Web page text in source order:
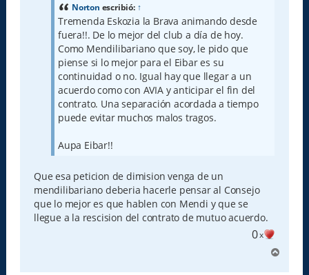
Norton escribió: ↑
Tremenda Eskozia la Brava animando desde
fuera!!. De lo mejor del club a día de hoy.
Como Mendilibariano que soy, le pido que
piense si lo mejor para el Eibar es su
continuidad o no. Igual hay que llegar a un
acuerdo como con AVIA y anticipar el fin del
contrato. Una separación acordada a tiempo
puede evitar muchos malos tragos.
Aupa Eibar!!
Que esa peticion de dimision venga de un
mendilibariano deberia hacerle pensar al Consejo
que lo mejor es que hablen con Mendi y que se
llegue a la rescision del contrato de mutuo acuerdo.
0x